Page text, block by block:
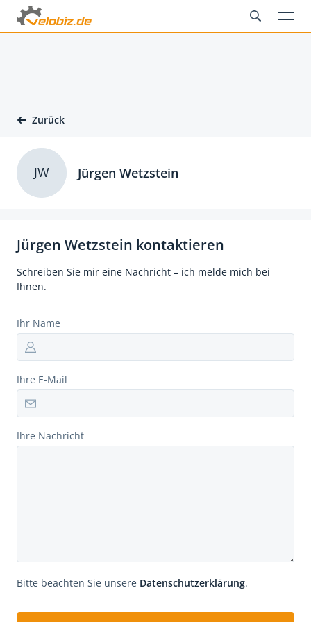
Zurück
Jürgen Wetzstein kontaktieren
Schreiben Sie mir eine Nachricht – ich melde mich bei
Ihnen.
Ihr Name
Ihre E-Mail
Ihre Nachricht
Bitte beachten Sie unsere Datenschutzerklärung.
JW Jürgen Wetzstein